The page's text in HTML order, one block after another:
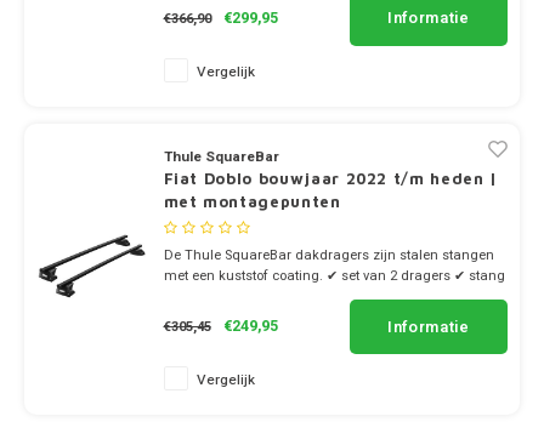
€366,90
€299,95 Informatie
Vergelijk
Thule SquareBar
Fiat Doblo bouwjaar 2022 t/m heden |
met montagepunten
De Thule SquareBar dakdragers zijn stalen stangen
met een kuststof coating. ✔ set van 2 dragers ✔ stang
€305,45
€249,95 Informatie
Vergelijk